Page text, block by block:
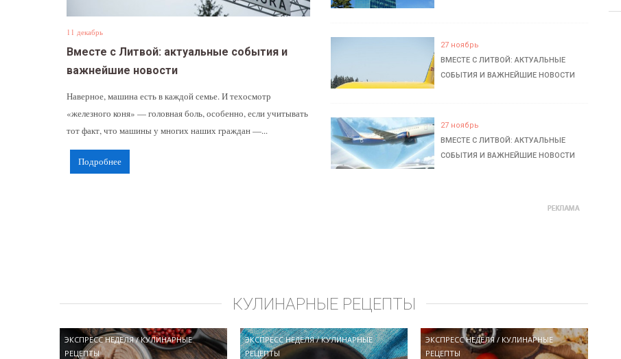
11 декабрь
Вместе с Литвой: актуальные события и
важнейшие новости
Наверное, машина есть в каждой семье. И техосмотр
«железного коня» — головная боль, особенно, если учитывать
тот факт, что машины у многих наших граждан —...
Подробнее
27 ноябрь
ВМЕСТЕ С ЛИТВОЙ: АКТУАЛЬНЫЕ
СОБЫТИЯ И ВАЖНЕЙШИЕ НОВОСТИ
27 ноябрь
ВМЕСТЕ С ЛИТВОЙ: АКТУАЛЬНЫЕ
СОБЫТИЯ И ВАЖНЕЙШИЕ НОВОСТИ
КУЛИНАРНЫЕ РЕЦЕПТЫ
ЭКСПРЕСС НЕДЕЛЯ/КУЛИНАРНЫЕ
РЕЦЕПТЫ
ЭКСПРЕСС НЕДЕЛЯ/КУЛИНАРНЫЕ
РЕЦЕПТЫ
ЭКСПРЕСС НЕДЕЛЯ/ КУЛИНАРНЫЕ
РЕЦЕПТЫ